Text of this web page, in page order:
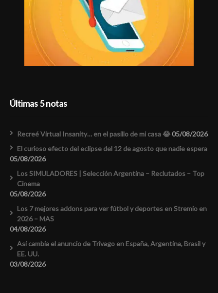
Últimas 5 notas
Recreé Virtual Insanity… en el pasillo de mi casa 😂05/08/2026
El curioso efecto del eclipse del 12 de agosto que nadie espera
05/08/2026
Los SIMULADORES | Selección Argentina – Reclutados – Top
Cinema
05/08/2026
Los 7 mejores addons para ver fútbol y deportes en Stremio en
2026 – MAS
04/08/2026
Así cambia el anuncio de Trivago en España, Argentina, Brasil y
EE. UU.
03/08/2026